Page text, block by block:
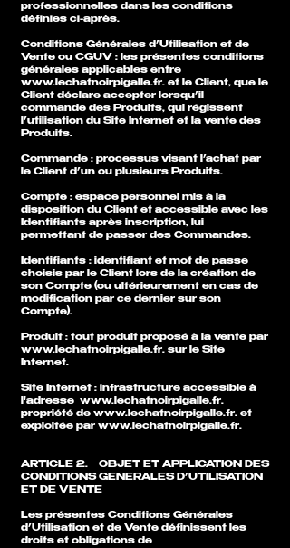
professionnelles dans les conditions
définies ci-après.
Conditions Générales d’Utilisation et de
Vente ou CGUV : les présentes conditions
générales applicables entre
www.lechatnoirpigalle.fr. et le Client, que le
Client déclare accepter lorsqu’il
commande des Produits, qui régissent
l’utilisation du Site Internet et la vente des
Produits.
Commande : processus visant l’achat par
le Client d’un ou plusieurs Produits.
Compte : espace personnel mis à la
disposition du Client et accessible avec les
Identifiants après inscription, lui
permettant de passer des Commandes.
Identifiants : identifiant et mot de passe
choisis par le Client lors de la création de
son Compte (ou ultérieurement en cas de
modification par ce dernier sur son
Compte).
Produit : tout produit proposé à la vente par
www.lechatnoirpigalle.fr. sur le Site
Internet.
Site Internet : infrastructure accessible à
l'adresse www.lechatnoirpigalle.fr.
propriété de www.lechatnoirpigalle.fr. et
exploitée par www.lechatnoirpigalle.fr.
ARTICLE 2. OBJET ET APPLICATION DES
CONDITIONS GENERALES D’UTILISATION
ET DE VENTE
Les présentes Conditions Générales
d’Utilisation et de Vente définissent les
droits et obligations de